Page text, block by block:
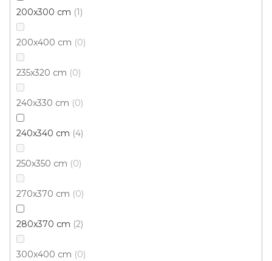
200x300 cm 1
200x400 cm 0
235x320 cm 0
240x330 cm 0
240x340 cm 4
250x350 cm 0
270x370 cm 0
280x370 cm 2
300x400 cm 0
od464 Kč / ks
80x150 cm 100x200 cm